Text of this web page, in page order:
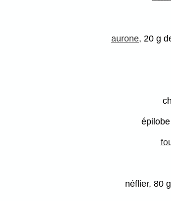
aurone, 20 g
néflier, 80